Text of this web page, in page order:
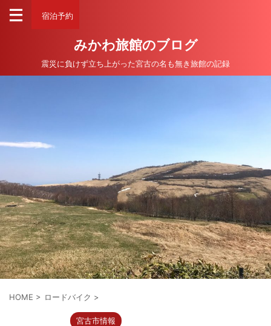
宿泊予約
みかわ旅館のブログ
震災に負けず立ち上がった宮古の名も無き旅館の記録
HOME > ロードバイク >
宮古市情報